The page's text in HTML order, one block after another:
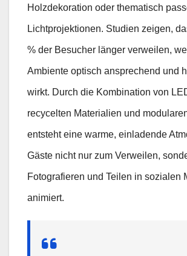
Holzdekoration oder thematisch
Lichtprojektionen. Studien zeigen,
% der Besucher länger verweilen,
Ambiente optisch ansprechend und
wirkt. Durch die Kombination von
recycelten Materialien und
entsteht eine warme, einladende
Gäste nicht nur zum Verweilen,
Fotografieren und Teilen in sozialen
animiert.